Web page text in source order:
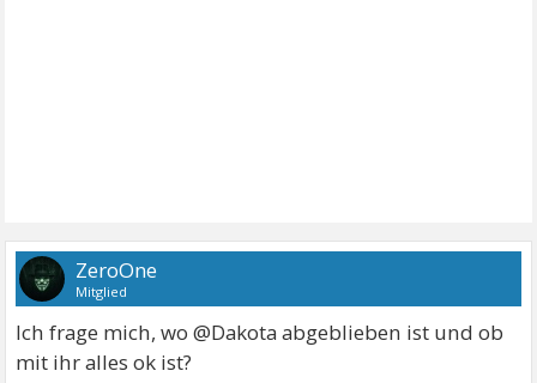
ZeroOne
Mitglied
Ich frage mich, wo @Dakota abgeblieben ist und ob
mit ihr alles ok ist?